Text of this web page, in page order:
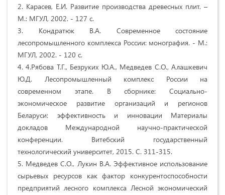
2. Карасев, Е.И. Развитие производства древесных плит. –
М.: МГУЛ, 2002. - 127 с.
3. Кондратюк В.А. Современное состояние
лесопромышленного комплекса России: монография. - М.:
МГУЛ, 2002. - 120 с.
4. 4.Рябова Т.Г., Безруких Ю.А., Медведев С.О., Алашкевич
Ю.Д. Лесопромышленный комплекс России на
современном этапе. В сборнике: Социально-
экономическое развитие организаций и регионов
Беларуси: эффективность и инновации Материалы
докладов Международной научно-практической
конференции. Витебский государственный
технологический университет, 2015. С. 311-315.
5. Медведев С.О., Лукин В.А. Эффективное использование
сырьевых ресурсов как фактор конкурентоспособности
предприятий лесного комплекса Лесной экономический